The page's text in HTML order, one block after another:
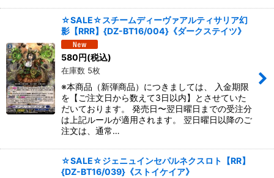
☆SALE☆スチームディーヴァアルティサリア幻
影【RRR】{DZ-BT16/004}《ダークステイツ》
580円(税込)
在庫数 5枚
※本商品（新弾商品）につきましては、 入金期限
を【ご注文日から数えて3日以内】とさせていた
だいております。 発売日〜翌日曜日までの受注分
は上記ルールが適用されます。 翌日曜日以降のご
注文は、通常…
☆SALE☆ジェニュインセパルネクスロト【RR】
{DZ-BT16/039}《ストイケイア》